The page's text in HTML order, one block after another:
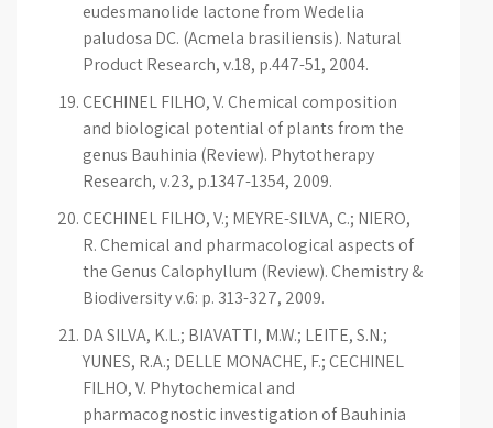
eudesmanolide lactone from Wedelia
paludosa DC. (Acmela brasiliensis). Natural
Product Research, v.18, p.447-51, 2004.
CECHINEL FILHO, V. Chemical composition
and biological potential of plants from the
genus Bauhinia (Review). Phytotherapy
Research, v.23, p.1347-1354, 2009.
CECHINEL FILHO, V.; MEYRE-SILVA, C.; NIERO,
R. Chemical and pharmacological aspects of
the Genus Calophyllum (Review). Chemistry &
Biodiversity v.6: p. 313-327, 2009.
DA SILVA, K.L.; BIAVATTI, M.W.; LEITE, S.N.;
YUNES, R.A.; DELLE MONACHE, F.; CECHINEL
FILHO, V. Phytochemical and
pharmacognostic investigation of Bauhinia